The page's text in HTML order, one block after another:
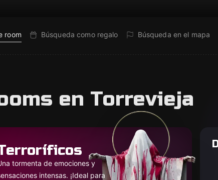
room Búsqueda como regalo Búsqueda en el mapa
en Torrevieja
tormenta de emociones y
intensas. ¡Ideal para